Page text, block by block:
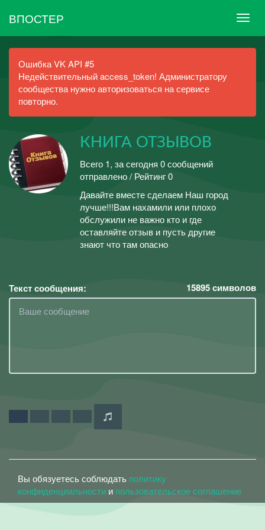
ВПОСТЕР
Ошибка VK API #5
Недействительный access_token! Администратору
сообщества нужно авторизоваться на сервисе
повторно.
КНИГА ОТЗЫВОВ
Всего 1, за сегодня 0 сообщений
отправлено / Рейтинг 0
Давайте вместе сделаем Наш город
лучше!!!Вам нахамили или плохо
обслужили не важно кто и где
оставляйте отзыв и пусть другие
знают что там опасно
Текст сообщения: 15895символов
Вы обязуетесь соблюдать политику
конфиденциальности и пользовательское соглашение